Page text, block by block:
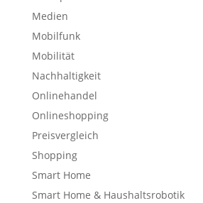
Medien
Mobilfunk
Mobilität
Nachhaltigkeit
Onlinehandel
Onlineshopping
Preisvergleich
Shopping
Smart Home
Smart Home & Haushaltsrobotik